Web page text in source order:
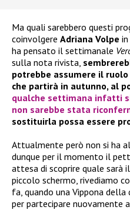
Ma quali sarebbero questi
coinvolgere Adriana Volpe
ha pensato il settimanale
sulla nota rivista,
potrebbe assumere il
che partirà in autunno, al
qualche settimana infatti
non sarebbe stata
sostituirla possa essere
Attualmente però non si ha
dunque per il momento il
attesa di scoprire quale sarà
piccolo schermo, rivediamo
fa, quando una Vippona
per partecipare nuovamente